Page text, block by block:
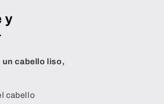
y
un cabello liso,
cabello